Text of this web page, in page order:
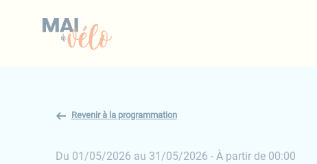
Revenir à la programmation
Du 01/05/2026 au 31/05/2026 - À partir de 00:00